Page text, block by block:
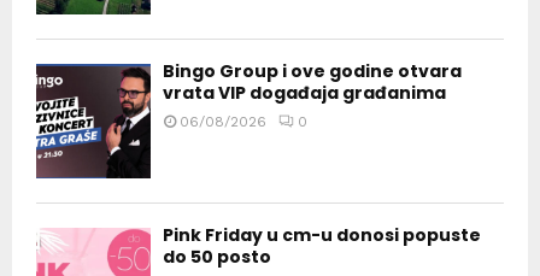
Bingo Group i ove godine otvara
vrata VIP događaja građanima
06/08/2026 0
Pink Friday u cm-u donosi popuste
do 50 posto